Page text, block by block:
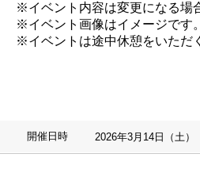
※イベント内容は変更になる場
※イベント画像はイメージです。
※イベントは途中休憩をいただ
開催日時 2026年3月14日（土